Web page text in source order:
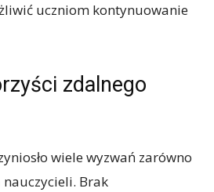
uczniom kontynuowanie
zdalnego
wiele wyzwań zarówno
Brak